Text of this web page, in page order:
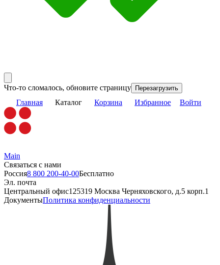
Что-то сломалось, обновите страницу Перезагрузить
Главная Каталог Корзина Избранное Войти
Main
Связаться с нами
Россия8 800 200-40-00Бесплатно
Эл. почта
Центральный офис125319 Москва Черняховского, д.5 корп.1
ДокументыПолитика конфиденциальности